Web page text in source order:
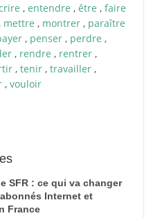
, entendre , être , faire
mettre , montrer, paraître
, penser, perdre ,
, rendre , rentrer,
, tenir, travailler,
, vouloir
SFR : ce qui va changer
Internet et
France